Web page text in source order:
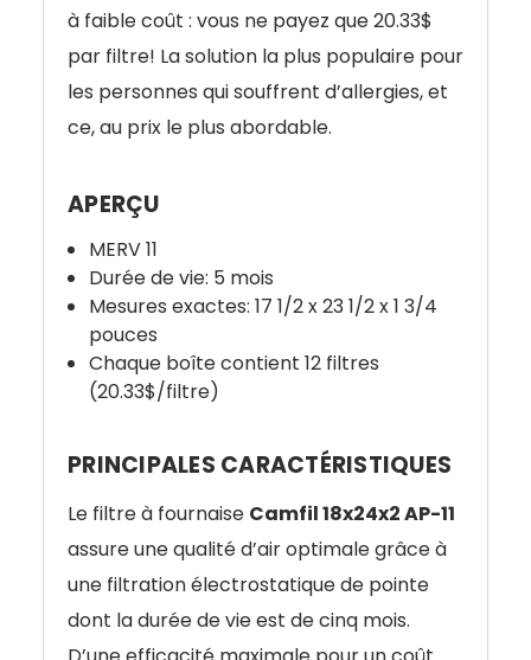
à faible coût : vous ne payez que 20.33$
par filtre! La solution la plus populaire pour
les personnes qui souffrent d’allergies, et
ce, au prix le plus abordable.
APERÇU
MERV 11
Durée de vie: 5 mois
Mesures exactes: 17 1/2 x 23 1/2 x 1 3/4
pouces
Chaque boîte contient 12 filtres
(20.33$/filtre)
PRINCIPALES CARACTÉRISTIQUES
Le filtre à fournaise Camfil 18x24x2 AP-11
assure une qualité d’air optimale grâce à
une filtration électrostatique de pointe
dont la durée de vie est de cinq mois.